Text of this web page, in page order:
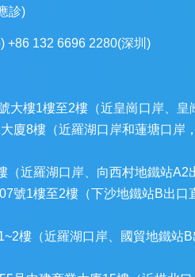
診)
+86 132 6696 2280(深圳)
樓1樓至2樓（近皇崗口岸、皇
廈8樓（近羅湖口岸和蓮塘口岸
近羅湖口岸、向西村地鐵站A2
號1樓至2樓（下沙地鐵站B出口
樓（近羅湖口岸、國貿地鐵站